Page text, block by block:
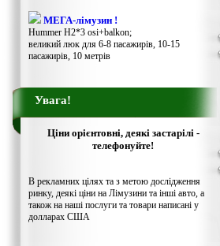
МЕГА-лімузин !
Hummer H2*3 osi+balkon;
великий люк для 6-8 пасажирів, 10-15
пасажирів, 10 метрів
Увага!
Ціни орієнтовні, деякі застарілі -
телефонуйте!
В рекламних цілях та з метою дослідження
ринку, деякі ціни на Лімузини та інші авто, а
також на наші послуги та товари написані у
долларах США